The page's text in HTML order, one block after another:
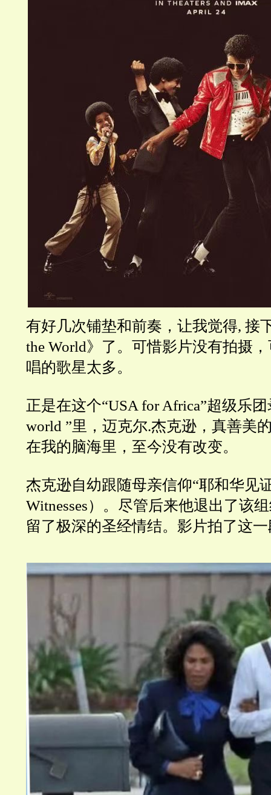
有好几次铺垫和前奏，让我觉得, 接
the World》了。可惜影片没有拍摄
唱的歌星太多。
正是在这个“USA for Africa”超级乐团
world ”里，迈克尔.杰克逊，真善美
在我的脑海里，至今没有改变。
杰克逊自幼跟随母亲信仰“耶和华见
Witnesses）。尽管后来他退出了该
留了极深的圣经情结。影片拍了这